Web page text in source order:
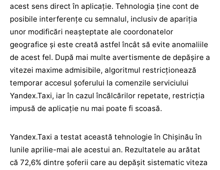
acest sens direct în aplicație. Tehnologia ține cont de
posibile interferențe cu semnalul, inclusiv de apariția
unor modificări neașteptate ale coordonatelor
geografice și este creată astfel încât să evite anomaliile
de acest fel. După mai multe avertismente de depășire a
vitezei maxime admisibile, algoritmul restricționează
temporar accesul șoferului la comenzile serviciului
Yandex.Taxi, iar în cazul încălcărilor repetate, restricția
impusă de aplicație nu mai poate fi scoasă.
Yandex.Taxi a testat această tehnologie în Chișinău în
lunile aprilie-mai ale acestui an. Rezultatele au arătat
că 72,6% dintre șoferii care au depășit sistematic viteza